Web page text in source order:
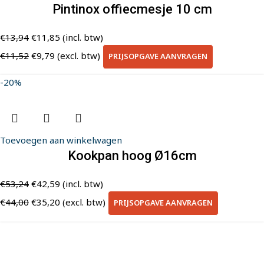
Pintinox offiecmesje 10 cm
€13,94 €11,85 (incl. btw)
€11,52 €9,79 (excl. btw) PRIJSOPGAVE AANVRAGEN
-20%
Toevoegen aan winkelwagen
Kookpan hoog Ø16cm
€53,24 €42,59 (incl. btw)
€44,00 €35,20 (excl. btw) PRIJSOPGAVE AANVRAGEN